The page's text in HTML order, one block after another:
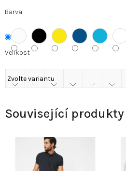
Barva
Velikost
Související produkty